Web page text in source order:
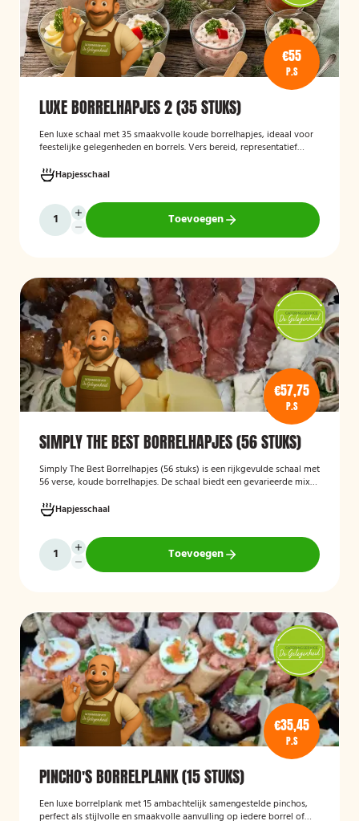
€55
P.S
LUXE BORRELHAPJES 2 (35 STUKS)
Een luxe schaal met 35 smaakvolle koude borrelhapjes, ideaal voor
feestelijke gelegenheden en borrels. Vers bereid, representatief
Hapjesschaal
Toevoegen
€57,75
P.S
SIMPLY THE BEST BORRELHAPJES (56 STUKS)
Simply The Best Borrelhapjes (56 stuks) is een rijkgevulde schaal met
56 verse, koude borrelhapjes. De schaal biedt een gevarieerde mix
recepties en andere bijeenkomsten. De hapjes worden kant-en-klaar
geleverd, zodat u zonder voorbereiding uw gasten kunt trakteren op
een smakelijke en verzorgde borrelplank.
Hapjesschaal
Toevoegen
€35,45
P.S
PINCHO'S BORRELPLANK (15 STUKS)
Een luxe borrelplank met 15 ambachtelijk samengestelde pinchos,
perfect als stijlvolle en smaakvolle aanvulling op iedere borrel of